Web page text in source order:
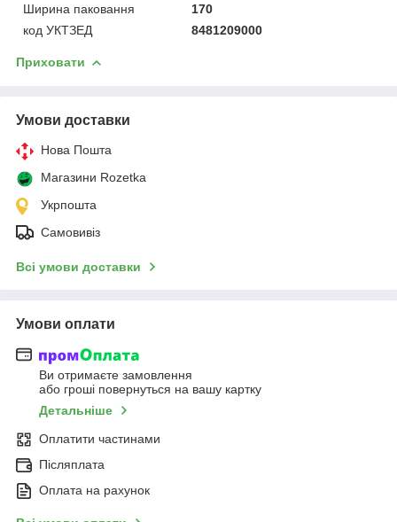
Ширина паковання
170
код УКТЗЕД
8481209000
Приховати
Умови доставки
Нова Пошта
Магазини Rozetka
Укрпошта
Самовивіз
Всі умови доставки
Умови оплати
Ви отримаєте замовлення
або гроші повернуться на вашу картку
Детальніше
Оплатити частинами
Післяплата
Оплата на рахунок